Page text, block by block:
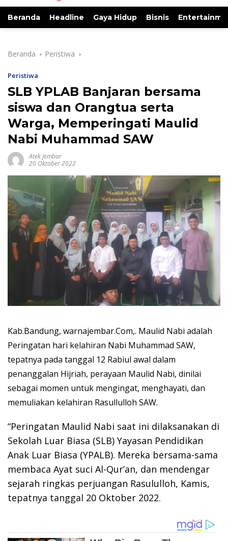
Beranda Headline Gaya Hidup Bisnis
Beranda Peristiwa
Peristiwa
SLB YPLAB Banjaran bersama
siswa dan Orangtua serta
Warga, Memperingati Maulid
Nabi Muhammad SAW
Atek Jembar
20 Oktober 2022
Kab.Bandung, warnajembar.Com,. Maulid Nabi adalah
Peringatan hari kelahiran Nabi Muhammad SAW,
tepatnya pada tanggal 12 Rabiul awal dalam
penanggalan Hijriah, perayaan Maulid Nabi, dinilai
sebagai momen untuk mengingat, menghayati, dan
memuliakan kelahiran Rasullulloh SAW.
“Peringatan Maulid Nabi saat ini dilaksanakan di
Sekolah Luar Biasa (SLB) Yayasan Pendidikan
Anak Luar Biasa (YPALB). Mereka bersama-sama
membaca Ayat suci Al-Qur’an, dan mendengar
sejarah ringkas perjuangan Rasululloh, Kamis,
tepatnya tanggal 20 Oktober 2022.